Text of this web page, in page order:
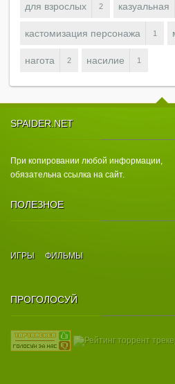
для взрослых 2 казуальная
кастомизация персонажа 1
нагота 2 насилие 1
SPAIDER.NET
При копировании любой информации,
обязательна ссылка на сайт.
ПОЛЕЗНОЕ
ИГРЫ ФИЛЬМЫ
ПРОГОЛОСУЙ